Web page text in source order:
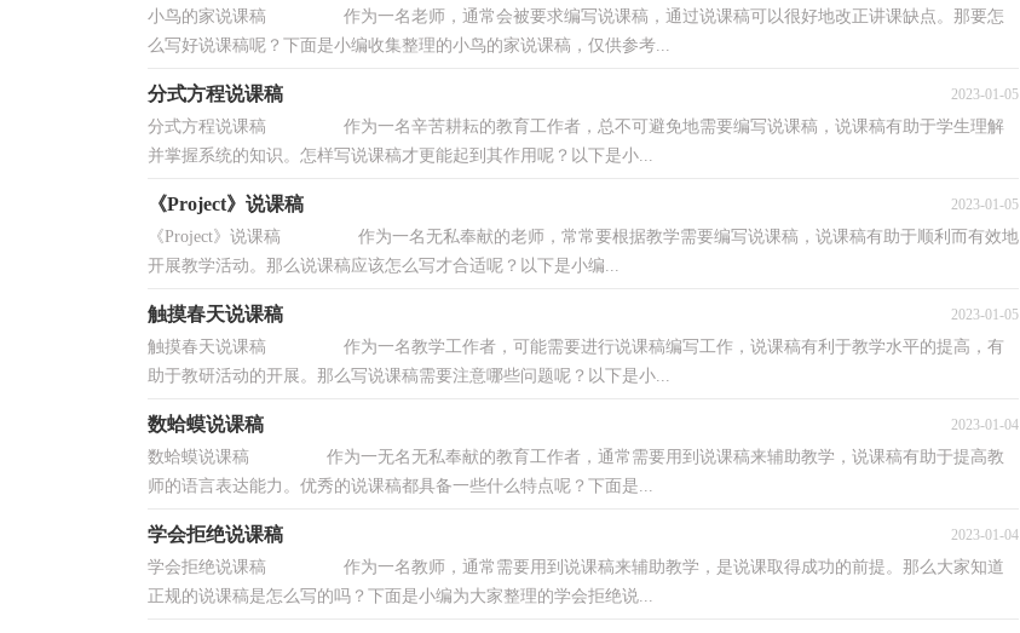
小鸟的家说课稿 作为一名老师，通常会被要求编写说课稿，通过说课稿可以很好地改正讲课缺点。那要怎
么写好说课稿呢？下面是小编收集整理的小鸟的家说课稿，仅供参考...
分式方程说课稿 2023-01-05
分式方程说课稿 作为一名辛苦耕耘的教育工作者，总不可避免地需要编写说课稿，说课稿有助于学生理解
并掌握系统的知识。怎样写说课稿才更能起到其作用呢？以下是小...
《Project》说课稿 2023-01-05
《Project》说课稿 作为一名无私奉献的老师，常常要根据教学需要编写说课稿，说课稿有助于顺利而有效地
开展教学活动。那么说课稿应该怎么写才合适呢？以下是小编...
触摸春天说课稿 2023-01-05
触摸春天说课稿 作为一名教学工作者，可能需要进行说课稿编写工作，说课稿有利于教学水平的提高，有
助于教研活动的开展。那么写说课稿需要注意哪些问题呢？以下是小...
数蛤蟆说课稿 2023-01-04
数蛤蟆说课稿 作为一无名无私奉献的教育工作者，通常需要用到说课稿来辅助教学，说课稿有助于提高教
师的语言表达能力。优秀的说课稿都具备一些什么特点呢？下面是...
学会拒绝说课稿 2023-01-04
学会拒绝说课稿 作为一名教师，通常需要用到说课稿来辅助教学，是说课取得成功的前提。那么大家知道
正规的说课稿是怎么写的吗？下面是小编为大家整理的学会拒绝说...